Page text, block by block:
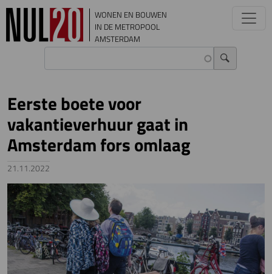
Overslaan en naar de inhoud gaan
WONEN EN BOUWEN
IN DE METROPOOL
AMSTERDAM
Eerste boete voor
vakantieverhuur gaat in
Amsterdam fors omlaag
21.11.2022
Image